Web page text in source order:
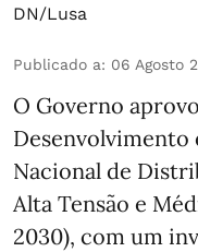
DN/Lusa
Publicado a: 06 Agosto
O Governo
Desenvolvimento
Nacional de
Alta Tensão e
2030), com um